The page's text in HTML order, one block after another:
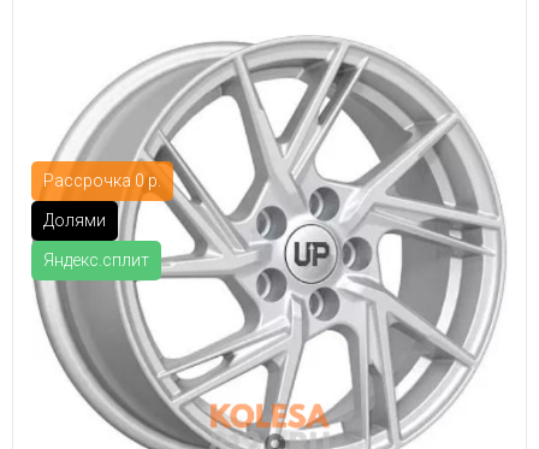
Рассрочка 0 р.
Долями
Яндекс.сплит